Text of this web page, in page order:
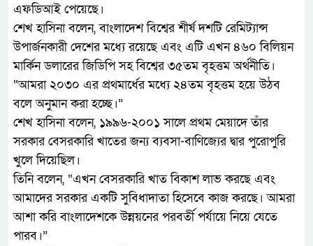
এফডিআই পেয়েছে।
শেখ হাসিনা বলেন, বাংলাদেশ বিশ্বের শীর্ষ দশটি রেমিট্যান্স
উপার্জনকারী দেশের মধ্যে রয়েছে এবং এটি এখন ৪৬০ বিলিয়ন
মার্কিন ডলারের জিডিপি সহ বিশ্বের ৩৫তম বৃহত্তম অর্থনীতি।
“আমরা ২০৩০ এর প্রথমার্ধের মধ্যে ২৪তম বৃহত্তম হয়ে উঠব
বলে অনুমান করা হচ্ছে।”
শেখ হাসিনা বলেন, ১৯৯৬-২০০১ সালে প্রথম মেয়াদে তাঁর
সরকার বেসরকারি খাতের জন্য ব্যবসা-বাণিজ্যের দ্বার পুরোপুরি
খুলে দিয়েছিল।
তিনি বলেন, “এখন বেসরকারি খাত বিকাশ লাভ করছে এবং
আমাদের সরকার একটি সুবিধাদাতা হিসেবে কাজ করছে। আমরা
আশা করি বাংলাদেশকে উন্নয়নের পরবর্তী পর্যায়ে নিয়ে যেতে
পারব।”